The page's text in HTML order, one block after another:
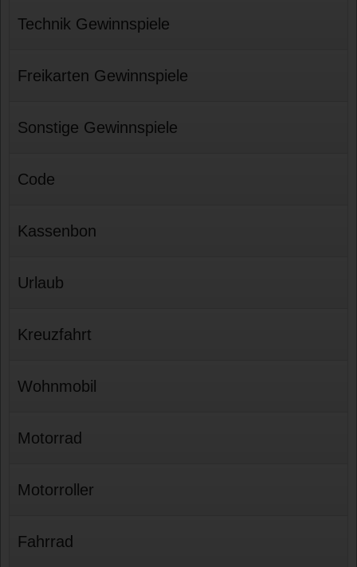
Technik Gewinnspiele
Freikarten Gewinnspiele
Sonstige Gewinnspiele
Code
Kassenbon
Urlaub
Kreuzfahrt
Wohnmobil
Motorrad
Motorroller
Fahrrad